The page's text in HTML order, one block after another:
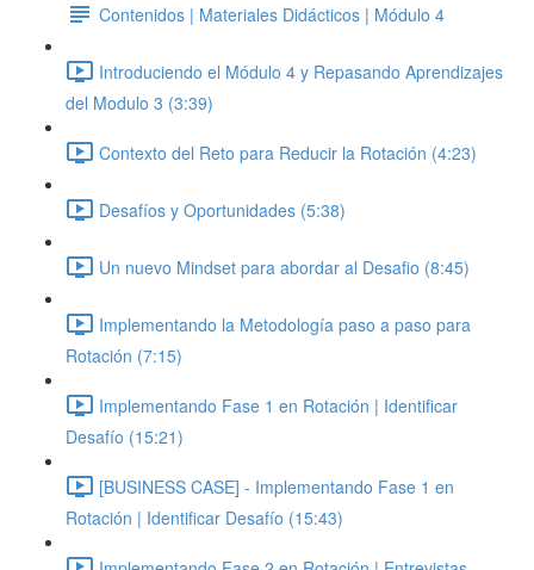
Contenidos | Materiales Didácticos | Módulo 4
Introduciendo el Módulo 4 y Repasando Aprendizajes
del Modulo 3 (3:39)
Contexto del Reto para Reducir la Rotación (4:23)
Desafíos y Oportunidades (5:38)
Un nuevo Mindset para abordar al Desafio (8:45)
Implementando la Metodología paso a paso para
Rotación (7:15)
Implementando Fase 1 en Rotación | Identificar
Desafío (15:21)
[BUSINESS CASE] - Implementando Fase 1 en
Rotación | Identificar Desafío (15:43)